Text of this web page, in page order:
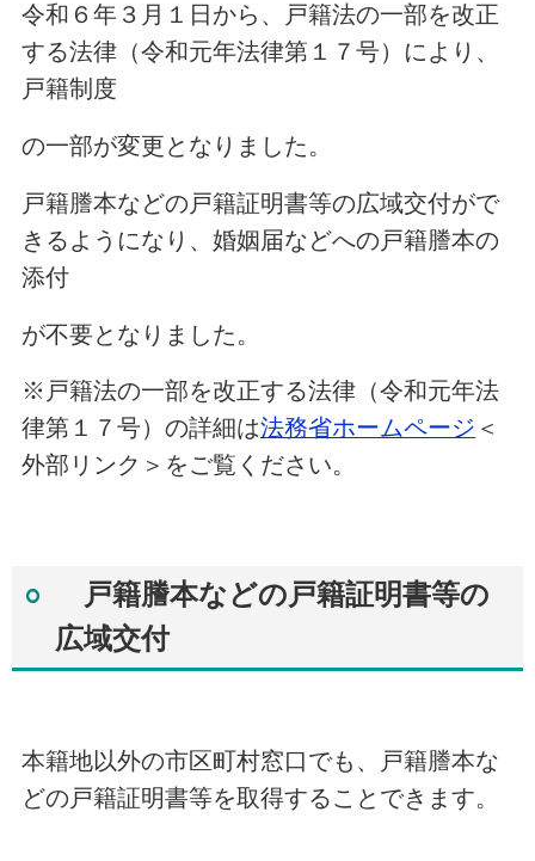
令和６年３月１日から、戸籍法の一部を改正
する法律（令和元年法律第１７号）により、
戸籍制度
の一部が変更となりました。
戸籍謄本などの戸籍証明書等の広域交付がで
きるようになり、婚姻届などへの戸籍謄本の
添付
が不要となりました。
※戸籍法の一部を改正する法律（令和元年法
律第１７号）の詳細は法務省ホームページ ＜
外部リンク＞をご覧ください。
戸籍謄本などの戸籍証明書等の
広域交付
本籍地以外の市区町村窓口でも、戸籍謄本な
どの戸籍証明書等を取得することできます。